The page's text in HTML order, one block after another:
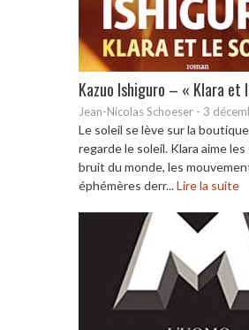
Kazuo Ishiguro – « Klara et
Jean-Nicolas Schoeser - 3
Le soleil se lève sur la
regarde le soleil. Klara aime les
bruit du monde, les
éphémères derr...Lire la suite